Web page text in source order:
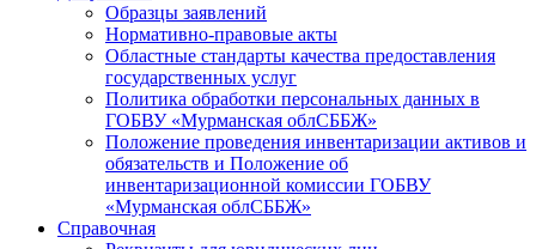
Образцы заявлений
Нормативно-правовые акты
Областные стандарты качества предоставления
государственных услуг
Политика обработки персональных данных в
ГОБВУ «Мурманская облСББЖ»
Положение проведения инвентаризации активов и
обязательств и Положение об
инвентаризационной комиссии ГОБВУ
«Мурманская облСББЖ»
Справочная